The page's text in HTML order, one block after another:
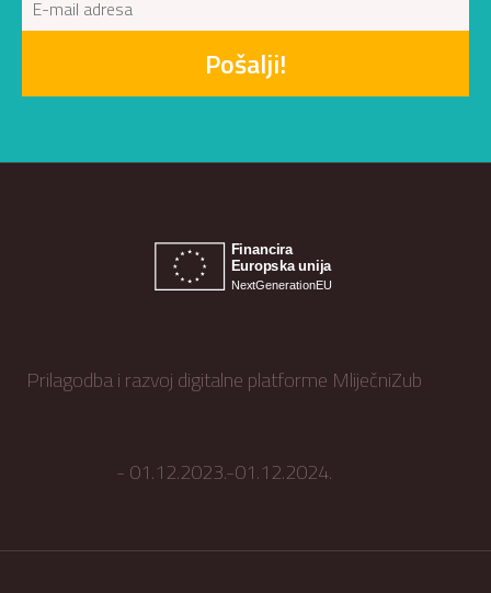
Pošalji!
Prilagodba i razvoj digitalne platforme MliječniZub
- 01.12.2023.-01.12.2024.